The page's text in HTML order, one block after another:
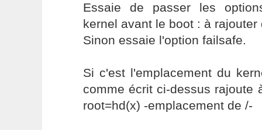
Essaie de passer les
kernel avant le boot : à rajouter
Sinon essaie l'option failsafe.
Si c'est l'emplacement du
comme écrit ci-dessus rajoute
root=hd(x) -emplacement de /-